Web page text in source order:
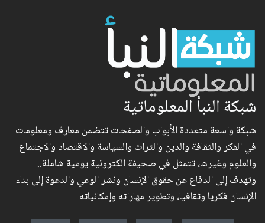
شبكة النبأ المعلوماتية
شبكة واسعة متعددة الأبواب والصفحات تتضمن معارف ومعلومات
في الفكر والثقافة والدين والتراث والسياسة والاقتصاد والاجتماع
والعلوم وغيرها، تتمثل في صحيفة الكترونية يومية شاملة..
وتهدف إلى الدفاع عن حقوق الإنسان ونشر الوعي والدعوة إلى بناء
الإنسان فكريا وثقافيا، وتطوير مهاراته وإمكانياته